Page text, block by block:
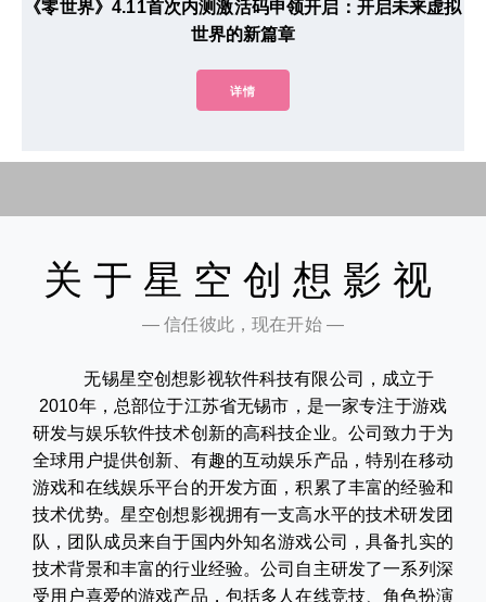
《零世界》4.11首次内测激活码申领开启：开启未来虚拟
世界的新篇章
详情
关于星空创想影视
— 信任彼此，现在开始 —
无锡星空创想影视软件科技有限公司，成立于
2010年，总部位于江苏省无锡市，是一家专注于游戏
研发与娱乐软件技术创新的高科技企业。公司致力于为
全球用户提供创新、有趣的互动娱乐产品，特别在移动
游戏和在线娱乐平台的开发方面，积累了丰富的经验和
技术优势。星空创想影视拥有一支高水平的技术研发团
队，团队成员来自于国内外知名游戏公司，具备扎实的
技术背景和丰富的行业经验。公司自主研发了一系列深
受用户喜爱的游戏产品，包括多人在线竞技、角色扮演